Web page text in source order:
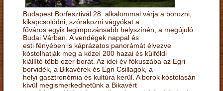
Budapest Borfesztivál 28. alkalommal várja a borozni,
kikapcsolódni, szórakozni vágyókat a
főváros egyik legimpozánsabb helyszínén, a megújuló
Budai Várban. A vendégek nappal és
esti fényében is káprázatos panorámát élvezve
kóstolhatják meg a közel 200 hazai és külföldi
kiállító több ezer borát. Az idei év fókuszába az Egri
borvidék, a Bikavérek és Egri Csillagok, a
helyi gasztronómia és kultúra kerül. A borok kóstolásán
kívül megismerkedhetünk a Bikavért